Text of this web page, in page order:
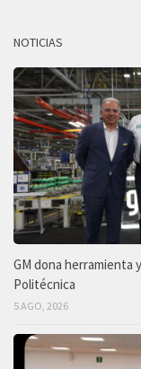
NOTICIAS
GM dona herramienta
Politécnica
5 AGO, 2026